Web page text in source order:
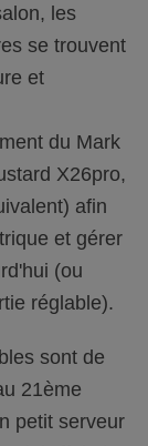
les
se trouvent
et
du Mark
X26pro,
afin
et gérer
(ou
réglable).
sont de
21ème
petit serveur